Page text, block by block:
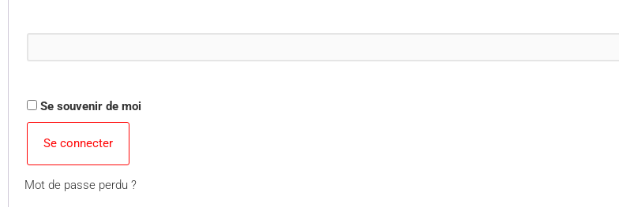
Se souvenir de moi
Se connecter
Mot de passe perdu ?